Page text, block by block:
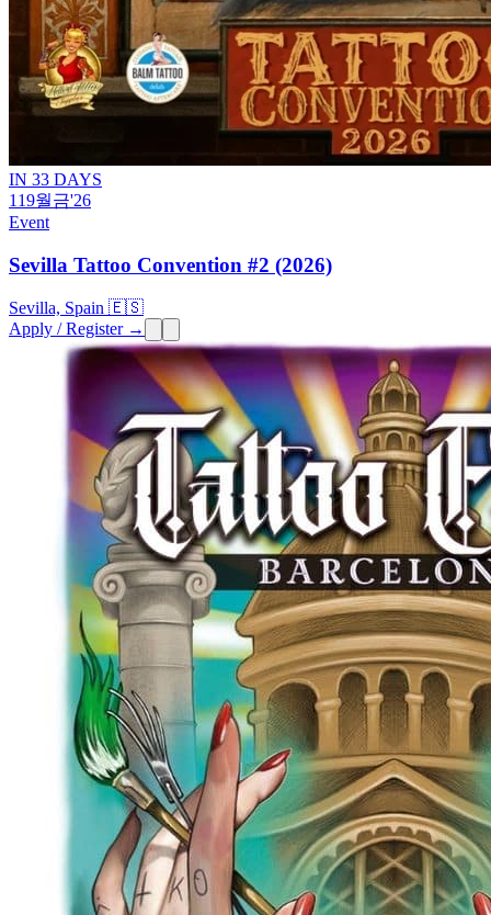
IN 33 DAYS
119월금'26
Event
Sevilla Tattoo Convention #2 (2026)
Sevilla, Spain 🇪🇸
Apply / Register →